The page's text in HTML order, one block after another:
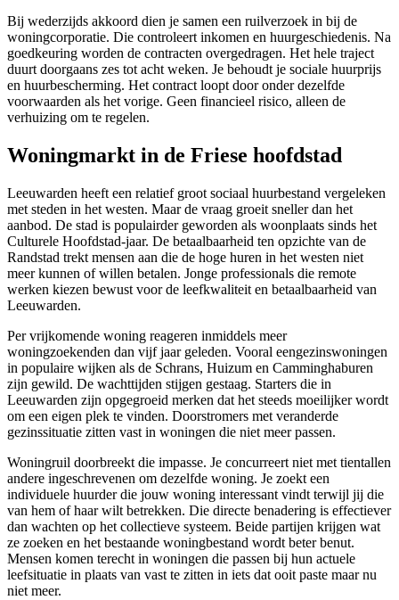
Bij wederzijds akkoord dien je samen een ruilverzoek in bij de
woningcorporatie. Die controleert inkomen en huurgeschiedenis. Na
goedkeuring worden de contracten overgedragen. Het hele traject
duurt doorgaans zes tot acht weken. Je behoudt je sociale huurprijs
en huurbescherming. Het contract loopt door onder dezelfde
voorwaarden als het vorige. Geen financieel risico, alleen de
verhuizing om te regelen.
Woningmarkt in de Friese hoofdstad
Leeuwarden heeft een relatief groot sociaal huurbestand vergeleken
met steden in het westen. Maar de vraag groeit sneller dan het
aanbod. De stad is populairder geworden als woonplaats sinds het
Culturele Hoofdstad-jaar. De betaalbaarheid ten opzichte van de
Randstad trekt mensen aan die de hoge huren in het westen niet
meer kunnen of willen betalen. Jonge professionals die remote
werken kiezen bewust voor de leefkwaliteit en betaalbaarheid van
Leeuwarden.
Per vrijkomende woning reageren inmiddels meer
woningzoekenden dan vijf jaar geleden. Vooral eengezinswoningen
in populaire wijken als de Schrans, Huizum en Camminghaburen
zijn gewild. De wachttijden stijgen gestaag. Starters die in
Leeuwarden zijn opgegroeid merken dat het steeds moeilijker wordt
om een eigen plek te vinden. Doorstromers met veranderde
gezinssituatie zitten vast in woningen die niet meer passen.
Woningruil doorbreekt die impasse. Je concurreert niet met tientallen
andere ingeschrevenen om dezelfde woning. Je zoekt een
individuele huurder die jouw woning interessant vindt terwijl jij die
van hem of haar wilt betrekken. Die directe benadering is effectiever
dan wachten op het collectieve systeem. Beide partijen krijgen wat
ze zoeken en het bestaande woningbestand wordt beter benut.
Mensen komen terecht in woningen die passen bij hun actuele
leefsituatie in plaats van vast te zitten in iets dat ooit paste maar nu
niet meer.